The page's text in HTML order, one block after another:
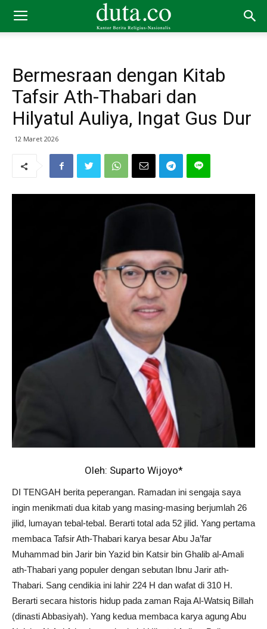
Bermesraan dengan Kitab
Tafsir Ath-Thabari dan
Hilyatul Auliya, Ingat Gus Dur
12 Maret 2026
Oleh: Suparto Wijoyo*
DI TENGAH berita peperangan. Ramadan ini sengaja saya
ingin menikmati dua kitab yang masing-masing berjumlah 26
jilid, lumayan tebal-tebal. Berarti total ada 52 jilid. Yang pertama
membaca Tafsir Ath-Thabari karya besar Abu Ja’far
Muhammad bin Jarir bin Yazid bin Katsir bin Ghalib al-Amali
ath-Thabari yang populer dengan sebutan Ibnu Jarir ath-
Thabari. Sang cendikia ini lahir 224 H dan wafat di 310 H.
Berarti secara historis hidup pada zaman Raja Al-Watsiq Billah
(dinasti Abbasiyah). Yang kedua membaca karya agung Abu